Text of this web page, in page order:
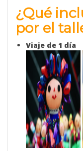
¿Qué
por el
Viaje de 1 día